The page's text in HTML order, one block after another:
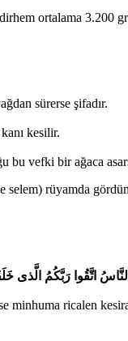
ortalama 3.200
sürerse şifadır.
kesilir.
bu vefki bir ağaca
rüyamda
النَّاسُ اتَّقُوا رَبَّكُمُ
ricalen